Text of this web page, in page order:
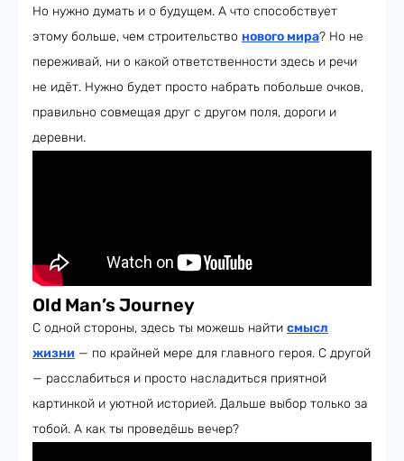
Но нужно думать и о будущем. А что способствует
этому больше, чем строительство нового мира? Но не
переживай, ни о какой ответственности здесь и речи
не идёт. Нужно будет просто набрать побольше очков,
правильно совмещая друг с другом поля, дороги и
деревни.
Old Man’s Journey
С одной стороны, здесь ты можешь найти смысл
жизни — по крайней мере для главного героя. С другой
— расслабиться и просто насладиться приятной
картинкой и уютной историей. Дальше выбор только за
тобой. А как ты проведёшь вечер?